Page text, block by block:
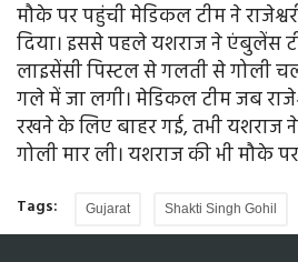
मौके पर पहुंची मेडिकल टीम ने
दिया। इससे पहले यशराज ने एंबुलेंस
लाइसेंसी पिस्टल से गलती से गोली
गले में जा लगी। मेडिकल टीम जब
रखने के लिए बाहर गई, तभी
गोली मार ली। यशराज की भी मौके
Tags: Gujarat Shakti Singh Gohil